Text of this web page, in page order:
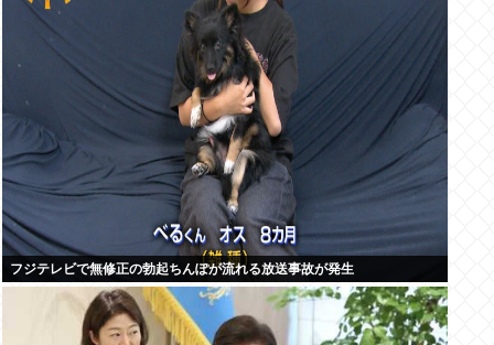
フジテレビで無修正の勃起ちんぽが流れる放送事故が発生